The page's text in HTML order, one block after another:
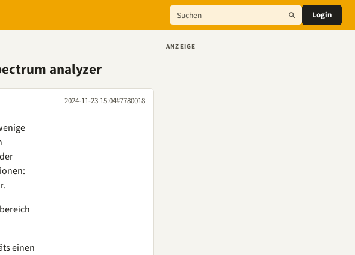
Login
analyzer
2024-11-23 15:04#7780018
einen
ANZEIGE